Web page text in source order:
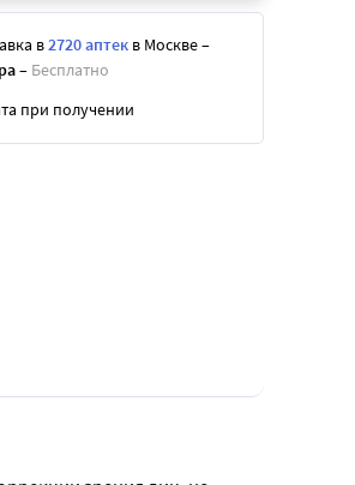
в2720 аптек в Москве–
– Бесплатно
при получении